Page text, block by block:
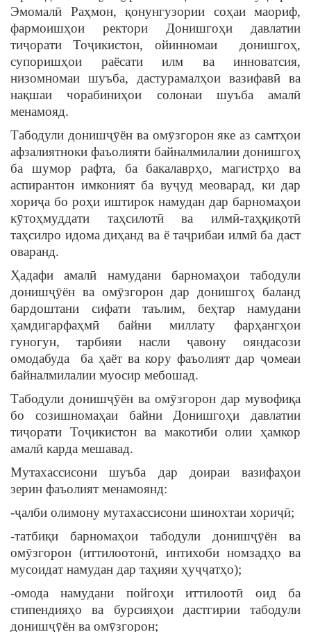
Эмомалӣ Раҳмон, қонунгузории соҳаи маориф,
фармоишҳои ректори Донишгоҳи давлатии
тиҷорати Тоҷикистон, ойинномаи донишгоҳ,
супоришҳои раёсати илм ва инноватсия,
низомномаи шуъба, дастурамалҳои вазифавӣ ва
нақшаи чорабиниҳои солонаи шуъба амалӣ
менамояд.
Табодули донишҷӯён ва омӯзгорон яке аз самтҳои
афзалиятноки фаъолияти байналмилалии донишгоҳ
ба шумор рафта, ба бакалаврҳо, магистрҳо ва
аспирантон имконият ба вуҷуд меоварад, ки дар
хориҷа бо роҳи иштирок намудан дар барномаҳои
кӯтоҳмуддати таҳсилотӣ ва илмӣ-таҳқиқотӣ
таҳсилро идома диҳанд ва ё таҷрибаи илмӣ ба даст
оваранд.
Ҳадафи амалӣ намудани барномаҳои табодули
донишҷӯён ва омӯзгорон дар донишгоҳ баланд
бардоштани сифати таълим, беҳтар намудани
ҳамдигарфаҳмӣ байни миллату фарҳангҳои
гуногун, тарбияи насли ҷавону ояндасози
омодабуда ба ҳаёт ва кору фаъолият дар ҷомеаи
байналмилалии муосир мебошад.
Табодули донишҷӯён ва омӯзгорон дар мувофиқа
бо созишномаҳаи байни Донишгоҳи давлатии
тиҷорати Тоҷикистон ва макотиби олии ҳамкор
амалӣ карда мешавад.
Мутахассисони шуъба дар доираи вазифаҳои
зерин фаъолият менамоянд:
-ҷалби олимону мутахассисони шинохтаи хориҷӣ;
-татбиқи барномаҳои табодули донишҷӯён ва
омӯзгорон (иттилоотонӣ, интихоби номзадҳо ва
мусоидат намудан дар таҳияи ҳуҷҷатҳо);
-омода намудани пойгоҳи иттилоотӣ оид ба
стипендияҳо ва бурсияҳои дастгирии табодули
донишҷӯён ва омӯзгорон;